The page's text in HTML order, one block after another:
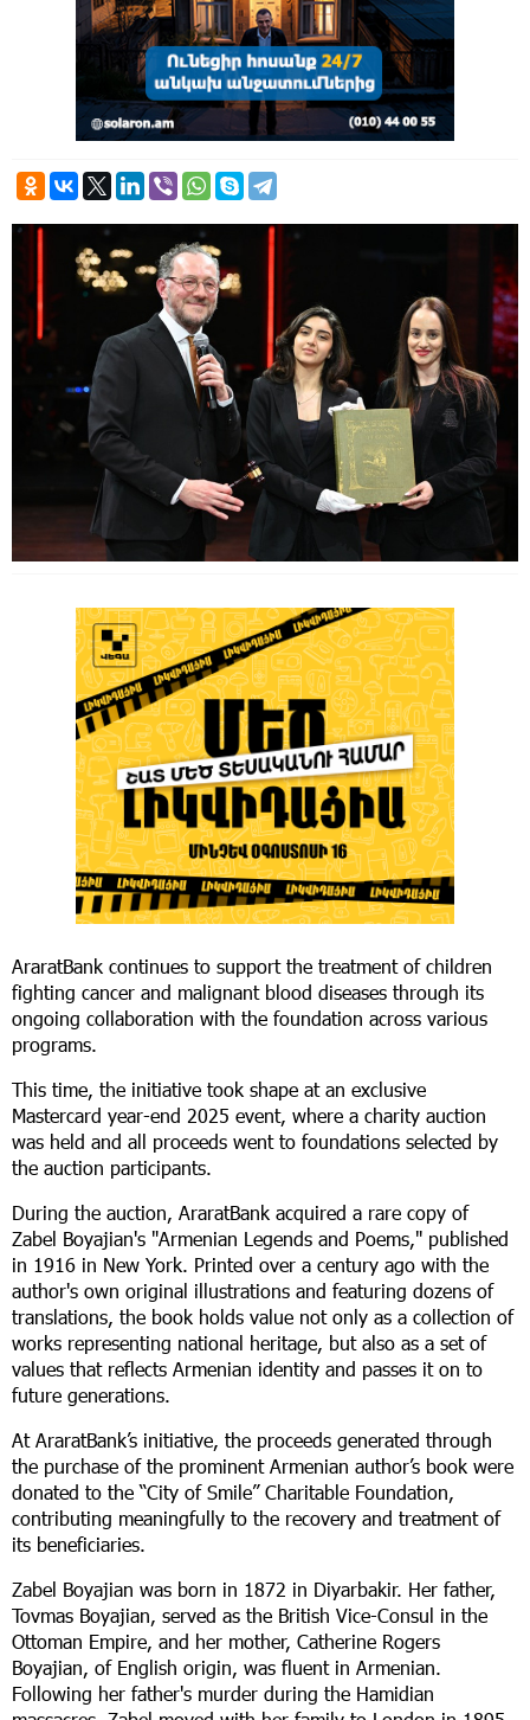
AraratBank continues to support the treatment of children
fighting cancer and malignant blood diseases through its
ongoing collaboration with the foundation across various
programs.
This time, the initiative took shape at an exclusive
Mastercard year-end 2025 event, where a charity auction
was held and all proceeds went to foundations selected by
the auction participants.
During the auction, AraratBank acquired a rare copy of
Zabel Boyajian's "Armenian Legends and Poems," published
in 1916 in New York. Printed over a century ago with the
author's own original illustrations and featuring dozens of
translations, the book holds value not only as a collection of
works representing national heritage, but also as a set of
values that reflects Armenian identity and passes it on to
future generations.
At AraratBank’s initiative, the proceeds generated through
the purchase of the prominent Armenian author’s book were
donated to the “City of Smile” Charitable Foundation,
contributing meaningfully to the recovery and treatment of
its beneficiaries.
Zabel Boyajian was born in 1872 in Diyarbakir. Her father,
Tovmas Boyajian, served as the British Vice-Consul in the
Ottoman Empire, and her mother, Catherine Rogers
Boyajian, of English origin, was fluent in Armenian.
Following her father's murder during the Hamidian